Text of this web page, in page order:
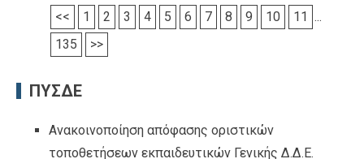
<<
1 2 3 4 5 6 7 8 9 10 11 ...
135
>>
ΠΥΣΔΕ
Ανακοινοποίηση απόφασης οριστικών
τοποθετήσεων εκπαιδευτικών Γενικής Δ.Δ.Ε.